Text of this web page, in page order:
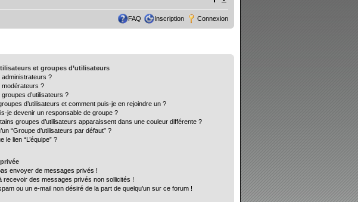
FAQ Inscription Connexion
et groupes d’utilisateurs
?
?
d’utilisateurs ?
d’utilisateurs et comment puis-je en rejoindre un ?
je devenir un responsable de groupe ?
groupes d’utilisateurs apparaissent dans une couleur différente ?
“Groupe d’utilisateurs par défaut” ?
le lien “L’équipe” ?
envoyer de messages privés !
recevoir des messages privés non sollicités !
ou un e-mail non désiré de la part de quelqu’un sur ce forum !